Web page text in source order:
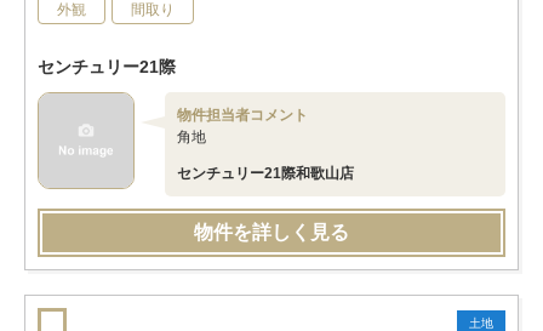
外観 間取り
センチュリー21際
物件担当者コメント
角地
センチュリー21際和歌山店
物件を詳しく見る
土地